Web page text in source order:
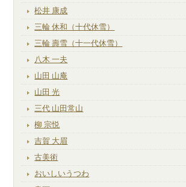
松井 康成
三輪 休和（十代休雪）
三輪 壽雪（十一代休雪）
八木 一夫
山田 山庵
山田 光
三代 山田常山
柳 宗悦
吉賀 大眉
古美術
おいしいうつわ